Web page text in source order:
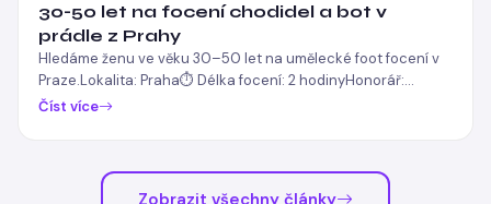
30-50 let na focení chodidel a bot v
prádle z Prahy
Hledáme ženu ve věku 30–50 let na umělecké foot focení v
Praze.Lokalita: Praha⏱ Délka focení: 2 hodinyHonorář:…
Číst více